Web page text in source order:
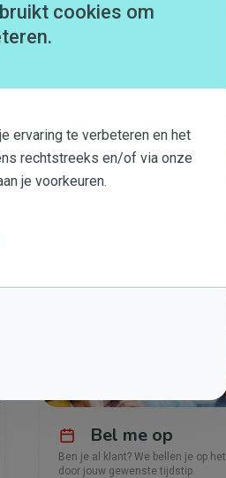
op
Bel me op
Ben je al klant? We bellen je op het
door jouw gewenste tijdstip.
cookies om
ervaring te verbeteren en het
rechtstreeks en/of via onze
je voorkeuren.